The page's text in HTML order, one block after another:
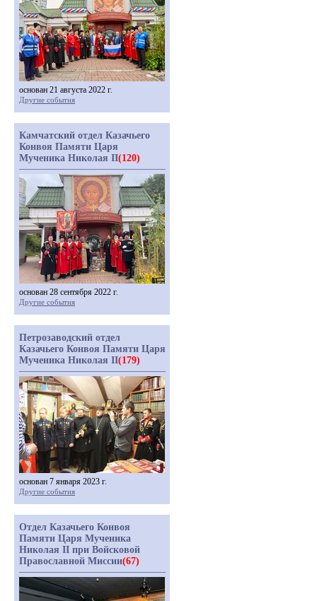
основан 21 августа 2022 г.
Другие события
Камчатский отдел Казачьего
Конвоя Памяти Царя
Мученика Николая II(120)
основан 28 сентября 2022 г.
Другие события
Петрозаводский отдел
Казачьего Конвоя Памяти Царя
Мученика Николая II(179)
основан 7 января 2023 г.
Другие события
Отдел Казачьего Конвоя
Памяти Царя Мученика
Николая II при Войсковой
Православной Миссии(67)